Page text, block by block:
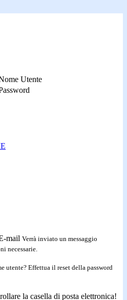
Utente
mail Verrà inviato un messaggio
necessarie.
utente? Effettua il reset della password
la casella di posta elettronica!